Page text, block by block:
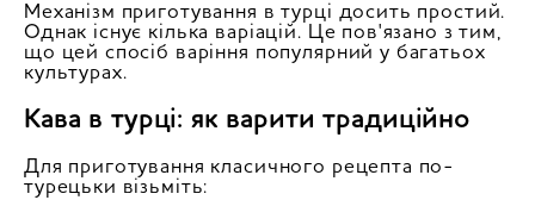
Механізм приготування в турці досить простий.
Однак існує кілька варіацій. Це пов'язано з тим,
що цей спосіб варіння популярний у багатьох
культурах.
Кава в турці: як варити традиційно
Для приготування класичного рецепта по-
турецьки візьміть: